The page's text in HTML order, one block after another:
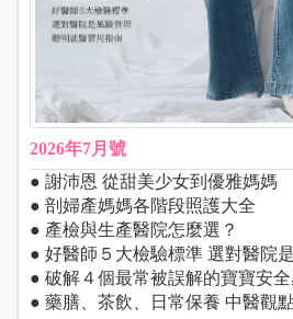
2026年7月號
● 謝沛恩 從甜美少女到優雅媽媽
● 剖婦產媽媽各階段照護大全
● 產檢與生產醫院怎麼選？
● 好醫師５大檢驗標準 選對醫院
● 破解４個最常被誤解的寶寶安全
● 藥膳、茶飲、日常保養 中醫觀